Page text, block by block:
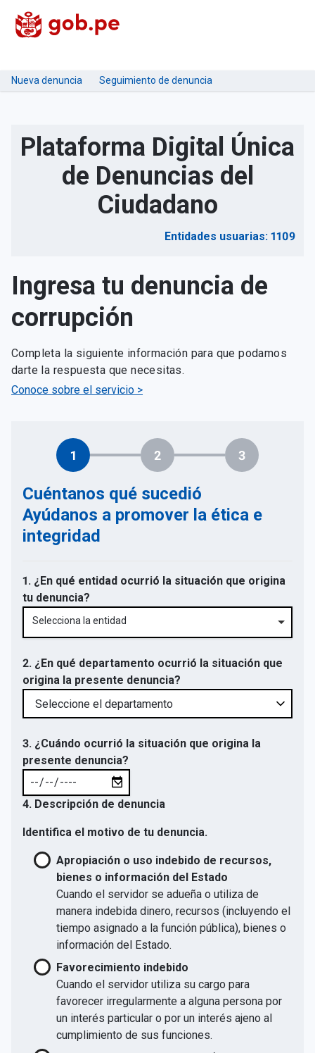
Nueva denuncia Seguimiento de denuncia
Plataforma Digital Única
de Denuncias del
Ciudadano
Entidades usuarias: 1109
Ingresa tu denuncia de
corrupción
Completa la siguiente información para que podamos
darte la respuesta que necesitas.
Conoce sobre el servicio >
1 2 3
Cuéntanos qué sucedió
Ayúdanos a promover la ética e
integridad
1. ¿En qué entidad ocurrió la situación que origina
tu denuncia?
Selecciona la entidad
2. ¿En qué departamento ocurrió la situación que
origina la presente denuncia?
3. ¿Cuándo ocurrió la situación que origina la
presente denuncia?
4. Descripción de denuncia
Identifica el motivo de tu denuncia.
Apropiación o uso indebido de recursos,
bienes o información del Estado
Cuando el servidor se adueña o utiliza de
manera indebida dinero, recursos (incluyendo el
tiempo asignado a la función pública), bienes o
información del Estado.
Favorecimiento indebido
Cuando el servidor utiliza su cargo para
favorecer irregularmente a alguna persona por
un interés particular o por un interés ajeno al
cumplimiento de sus funciones.